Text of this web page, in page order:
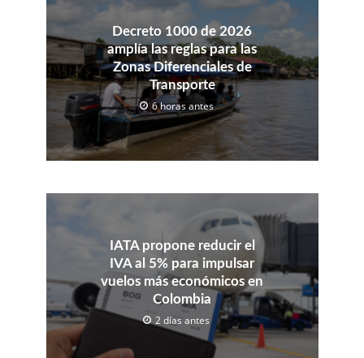
Decreto 1000 de 2026
amplía las reglas para las
Zonas Diferenciales de
Transporte
6 horas antes
IATA propone reducir el
IVA al 5% para impulsar
vuelos más económicos en
Colombia
2 días antes